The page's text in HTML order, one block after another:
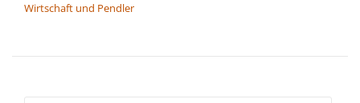
Wirtschaft und Pendler